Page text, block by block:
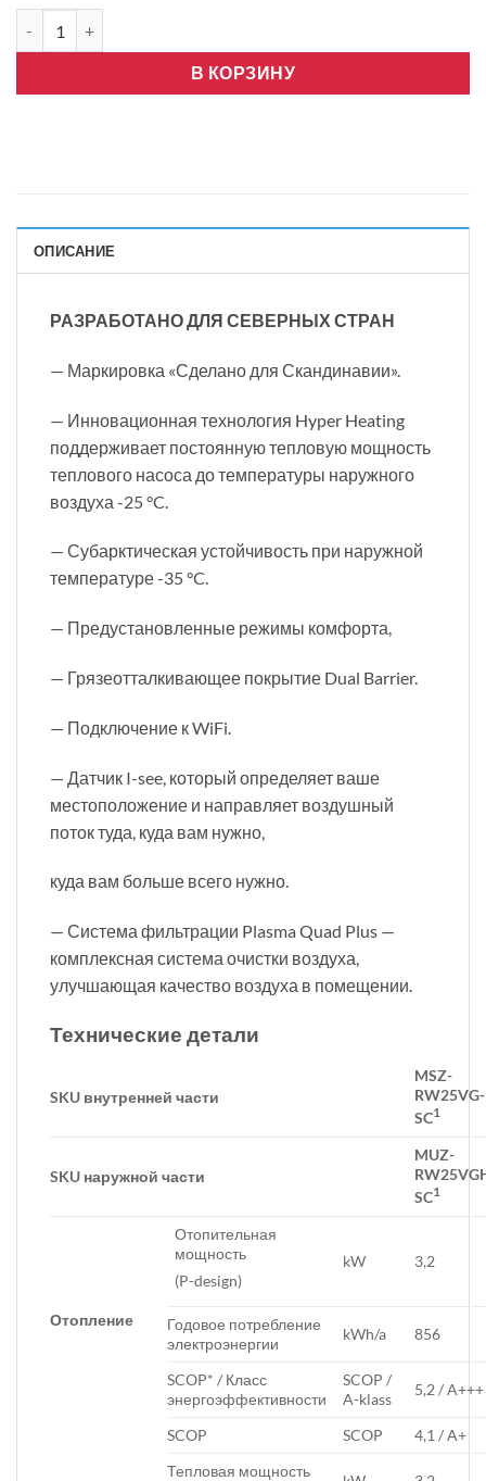
В КОРЗИНУ
ОПИСАНИЕ
РАЗРАБОТАНО ДЛЯ СЕВЕРНЫХ СТРАН
— Маркировка «Сделано для Скандинавии».
— Инновационная технология Hyper Heating
поддерживает постоянную тепловую мощность
теплового насоса до температуры наружного
воздуха -25 °C.
— Субарктическая устойчивость при наружной
температуре -35 °C.
— Предустановленные режимы комфорта,
— Грязеотталкивающее покрытие Dual Barrier.
— Подключение к WiFi.
— Датчик I-see, который определяет ваше
местоположение и направляет воздушный
поток туда, куда вам нужно,
куда вам больше всего нужно.
— Система фильтрации Plasma Quad Plus —
комплексная система очистки воздуха,
улучшающая качество воздуха в помещении.
Технические детали
SKU внутренней части
MSZ-
RW25VG-
SC1
SKU наружной части
MUZ-
SC1
Отопление
Отопительная
мощность
(P-design)
kW 3,2
Годовое потребление
электроэнергии
kWh/a 856
SCOP* / Класс
энергоэффективности
SCOP /
A-klass
5,2 / A+++
SCOP SCOP
4,1 / A+
Тепловая мощность